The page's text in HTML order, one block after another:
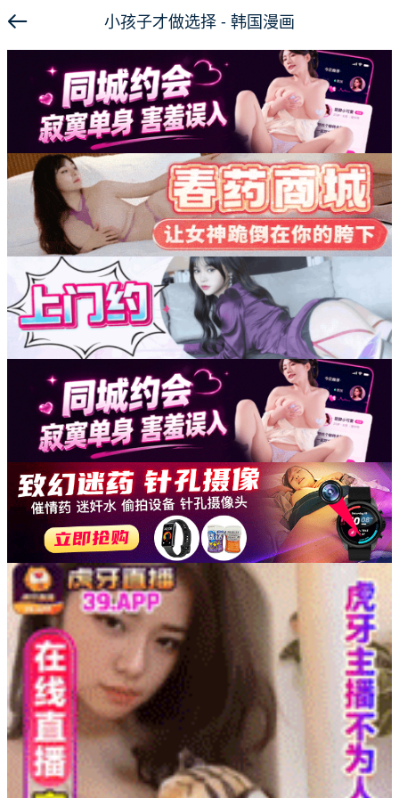
小孩子才做选择 - 韩国漫画